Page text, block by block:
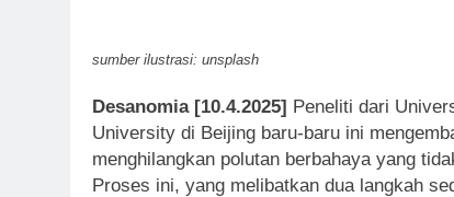
sumber ilustrasi: unsplash
Desanomia [10.4.2025] Peneliti dari
University di Beijing baru-baru ini
menghilangkan polutan berbahaya yang
Proses ini, yang melibatkan dua langkah